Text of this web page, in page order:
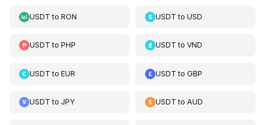
USDT to RON USDT toUSD
USDT to PHP USDT toVND
USDT to EUR USDT toGBP
USDT to JPY USDT toAUD